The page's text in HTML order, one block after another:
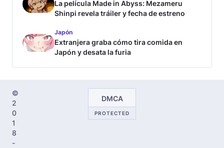
La película Made in Abyss: Mezameru
Shinpi revela tráiler y fecha de estreno
Japón
Extranjera graba cómo tira comida en
Japón y desata la furia
©
2
0
1
8
-
DMCA
PROTECTED